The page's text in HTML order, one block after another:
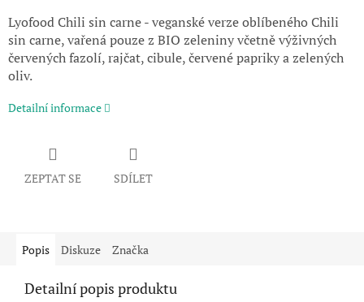
Lyofood Chili sin carne - veganské verze oblíbeného Chili
sin carne, vařená pouze z BIO zeleniny včetně výživných
červených fazolí, rajčat, cibule, červené papriky a zelených
oliv.
Detailní informace
ZEPTAT SE SDÍLET
Popis Diskuze Značka
Detailní popis produktu